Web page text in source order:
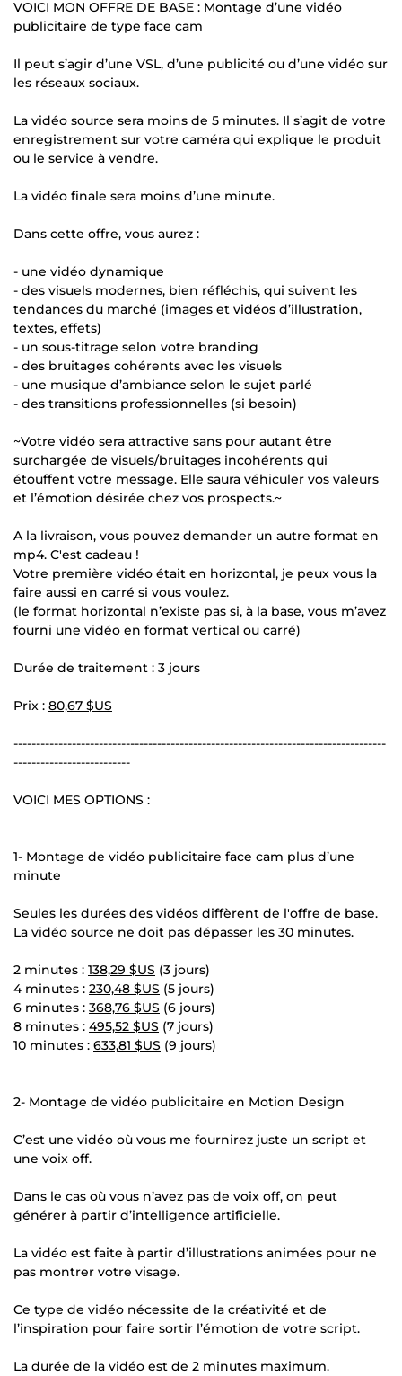
VOICI MON OFFRE DE BASE : Montage d’une vidéo
publicitaire de type face cam
Il peut s’agir d’une VSL, d’une publicité ou d’une vidéo sur
les réseaux sociaux.
La vidéo source sera moins de 5 minutes. Il s’agit de votre
enregistrement sur votre caméra qui explique le produit
ou le service à vendre.
La vidéo finale sera moins d’une minute.
Dans cette offre, vous aurez :
- une vidéo dynamique
- des visuels modernes, bien réfléchis, qui suivent les
tendances du marché (images et vidéos d’illustration,
textes, effets)
- un sous-titrage selon votre branding
- des bruitages cohérents avec les visuels
- une musique d’ambiance selon le sujet parlé
- des transitions professionnelles (si besoin)
~Votre vidéo sera attractive sans pour autant être
surchargée de visuels/bruitages incohérents qui
étouffent votre message. Elle saura véhiculer vos valeurs
et l’émotion désirée chez vos prospects.~
A la livraison, vous pouvez demander un autre format en
mp4. C'est cadeau !
Votre première vidéo était en horizontal, je peux vous la
faire aussi en carré si vous voulez.
(le format horizontal n’existe pas si, à la base, vous m’avez
fourni une vidéo en format vertical ou carré)
Durée de traitement : 3 jours
Prix : 80,67 $US
-----------------------------------------------------------------------------------
--------------------------
VOICI MES OPTIONS :
1- Montage de vidéo publicitaire face cam plus d’une
minute
Seules les durées des vidéos diffèrent de l'offre de base.
La vidéo source ne doit pas dépasser les 30 minutes.
2 minutes : 138,29 $US (3 jours)
4 minutes : 230,48 $US (5 jours)
6 minutes : 368,76 $US (6 jours)
8 minutes : 495,52 $US (7 jours)
10 minutes : 633,81 $US (9 jours)
2- Montage de vidéo publicitaire en Motion Design
C’est une vidéo où vous me fournirez juste un script et
une voix off.
Dans le cas où vous n’avez pas de voix off, on peut
générer à partir d’intelligence artificielle.
La vidéo est faite à partir d’illustrations animées pour ne
pas montrer votre visage.
Ce type de vidéo nécessite de la créativité et de
l’inspiration pour faire sortir l’émotion de votre script.
La durée de la vidéo est de 2 minutes maximum.